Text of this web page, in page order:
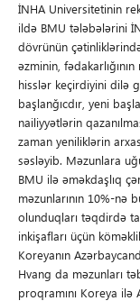
İNHA Universitetinin
ildə BMU tələbələrini
dövrünün
əzminin,
hisslər keçirdiyini dilə
başlanğıcdır, yeni
nailiyyətlərin
zaman yeniliklərin
səsləyib. Məzunlara
BMU ilə əməkdaşlıq
məzunlarının 10%-nə
olunduqları təqdirdə
inkişafları üçün
Koreyanın
Hvang da məzunları
proqramını Koreya ilə